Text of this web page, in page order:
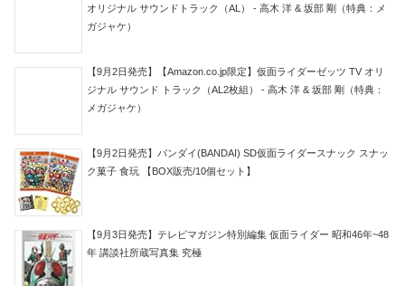
オリジナル サウンドトラック（AL） - 高木 洋 & 坂部 剛（特典：メ
ガジャケ）
【9月2日発売】【Amazon.co.jp限定】仮面ライダーゼッツ TV オリ
ジナル サウンド トラック（AL2枚組） - 高木 洋 & 坂部 剛（特典：
メガジャケ）
【9月2日発売】バンダイ(BANDAI) SD仮面ライダースナック スナッ
ク菓子 食玩 【BOX販売/10個セット】
【9月3日発売】テレビマガジン特別編集 仮面ライダー 昭和46年~48
年 講談社所蔵写真集 究極